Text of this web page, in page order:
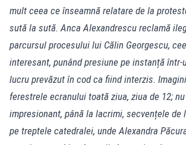
mult ceea ce înseamnă relatare de la
sută la sută. Anca Alexandrescu reclamă
parcursul procesului lui Călin Georgescu,
interesant, punând presiune pe instanță într-
lucru prevăzut în cod ca fiind interzis.
ferestrele ecranului toată ziua, ziua de 12;
impresionant, până la lacrimi, secvențele de
pe treptele catedralei, unde Alexandra